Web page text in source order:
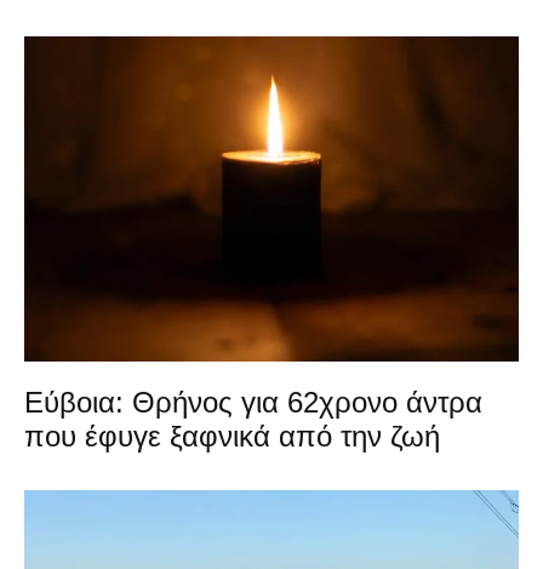
Εύβοια: Θρήνος για 62χρονο άντρα
που έφυγε ξαφνικά από την ζωή